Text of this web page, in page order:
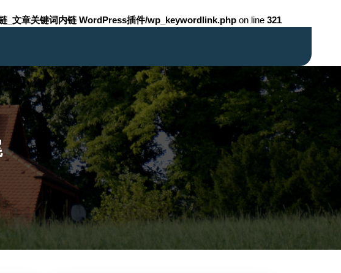
文章关键词内链 WordPress插件/wp_keywordlink.php on line 321